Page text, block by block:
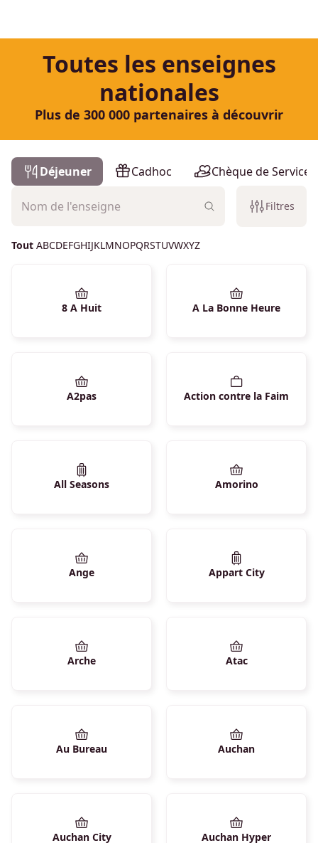
Toutes les enseignes
nationales
Plus de 300 000 partenaires à découvrir
Déjeuner Cadhoc Chèque de Services
Liste des enseignes
Filtres
Tout ABCDEFGHIJKLMNOPQRSTUVWXYZ
8 A Huit A La Bonne Heure
A2pas Action contre la Faim
All Seasons Amorino
Ange Appart City
Arche Atac
Au Bureau Auchan
Auchan City Auchan Hyper